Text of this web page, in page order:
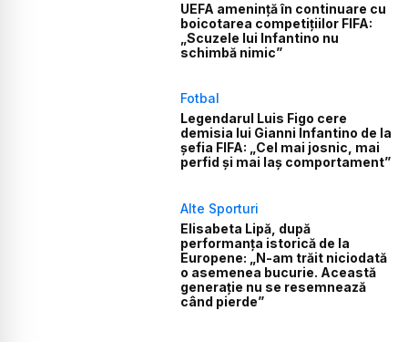
UEFA amenință în continuare cu
boicotarea competițiilor FIFA:
„Scuzele lui Infantino nu
schimbă nimic”
Fotbal
Legendarul Luis Figo cere
demisia lui Gianni Infantino de la
șefia FIFA: „Cel mai josnic, mai
perfid și mai laș comportament”
Alte Sporturi
Elisabeta Lipă, după
performanța istorică de la
Europene: „N-am trăit niciodată
o asemenea bucurie. Această
generație nu se resemnează
când pierde”